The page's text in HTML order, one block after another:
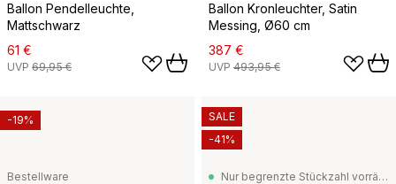
Ballon Pendelleuchte,
Mattschwarz
61 €
UVP 69,95 €
Ballon Kronleuchter, Satin
Messing, Ø60 cm
387 €
UVP 493,95 €
Bestellware
-19%
Nur begrenzte Stückzahl vorrätig
SALE
-41%